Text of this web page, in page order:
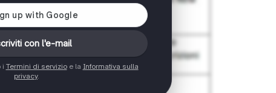
con l'e-mail
i Termini di servizioe la Informativa sulla
privacy.